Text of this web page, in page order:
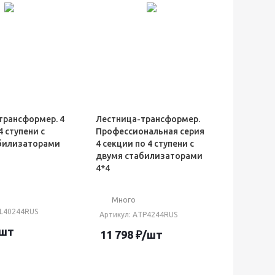
4
ступени с
Лестница-трансформер.
Профессиональная серия
4 секции по 4 ступени с
двумя стабилизаторами
4*4
Много
Артикул: AТP4244RUS
11 798 ₽/шт